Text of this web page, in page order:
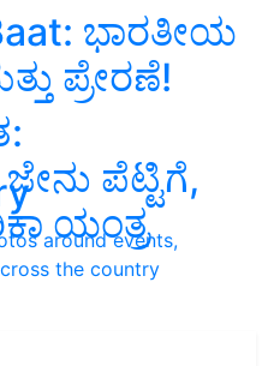
around events,
the country
ಭಾರತೀಯ
ಪ್ರೇರಣೆ!
ಪೆಟ್ಟಿಗೆ,
ಯಂತ್ರ